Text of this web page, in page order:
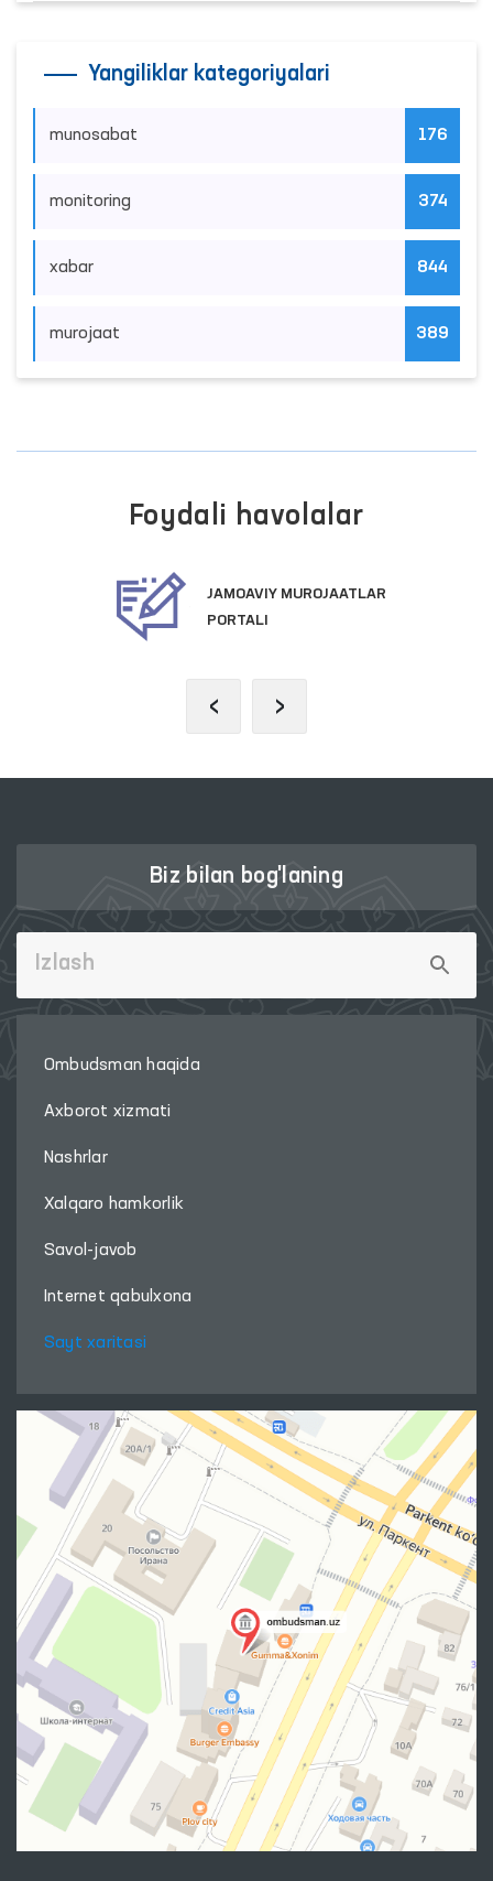
Yangiliklar kategoriyalari
munosabat 176
monitoring 374
xabar 844
murojaat 389
Foydali havolalar
JAMOAVIY MUROJAATLAR
PORTALI
‹ ›
Biz bilan bog'laning
Ombudsman haqida
Axborot xizmati
Nashrlar
Xalqaro hamkorlik
Savol-javob
Internet qabulxona
Sayt xaritasi